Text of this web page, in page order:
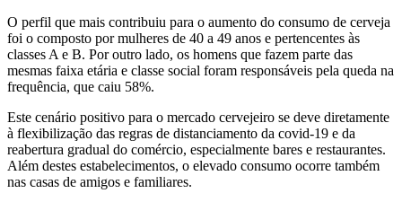
O perfil que mais contribuiu para o aumento do consumo de cerveja
foi o composto por mulheres de 40 a 49 anos e pertencentes às
classes A e B. Por outro lado, os homens que fazem parte das
mesmas faixa etária e classe social foram responsáveis pela queda na
frequência, que caiu 58%.
Este cenário positivo para o mercado cervejeiro se deve diretamente
à flexibilização das regras de distanciamento da covid-19 e da
reabertura gradual do comércio, especialmente bares e restaurantes.
Além destes estabelecimentos, o elevado consumo ocorre também
nas casas de amigos e familiares.